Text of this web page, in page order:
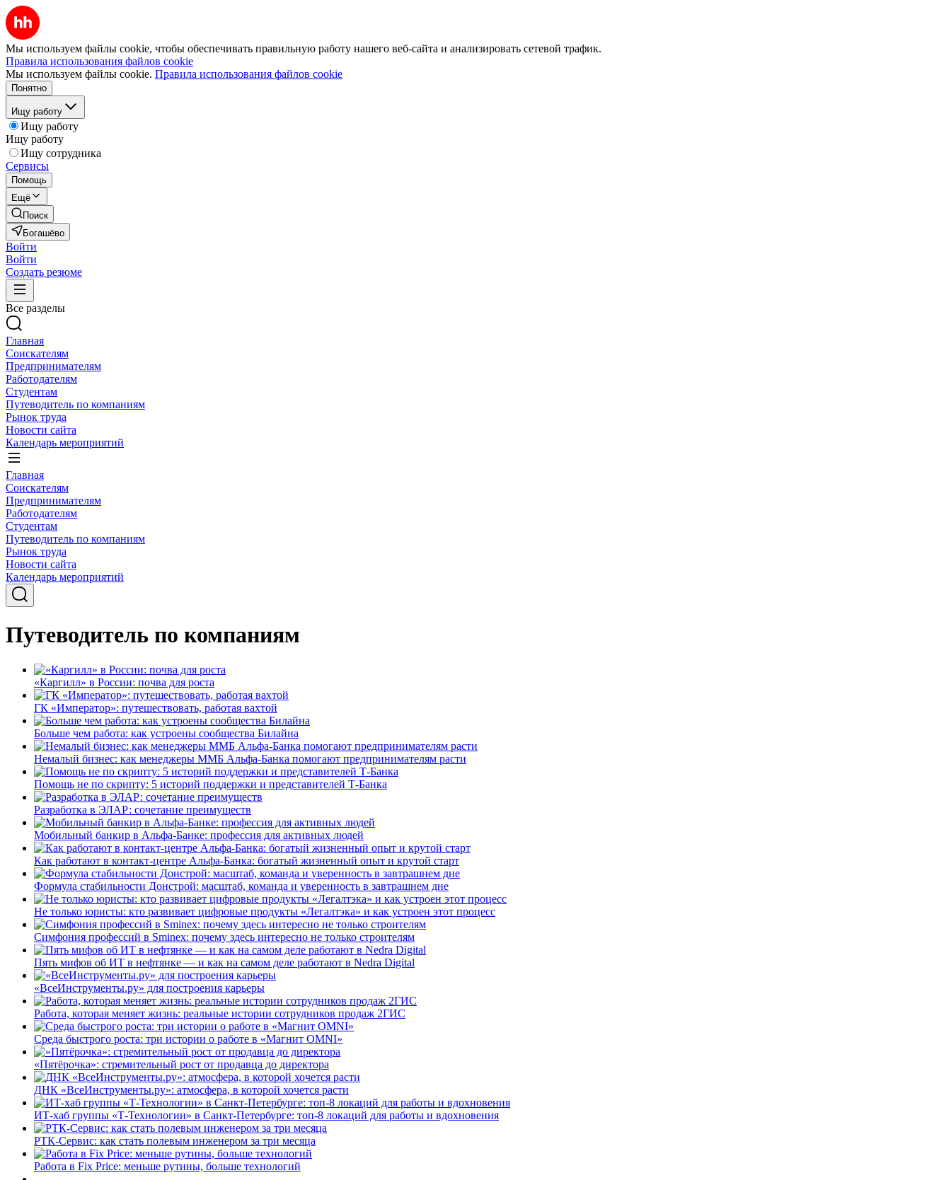
Мы используем файлы cookie, чтобы обеспечивать правильную работу нашего веб-сайта и анализировать сетевой трафик.
Правила использования файлов cookie
Мы используем файлы cookie. Правила использования файлов cookie
Понятно
Ищу работу
Ищу работу
Ищу работу
Ищу сотрудника
Сервисы
Помощь
Ещё
Поиск
Богашёво
Войти
Войти
Создать резюме
Все разделы
Главная
Соискателям
Предпринимателям
Работодателям
Студентам
Путеводитель по компаниям
Рынок труда
Новости сайта
Календарь мероприятий
Главная
Соискателям
Предпринимателям
Работодателям
Студентам
Путеводитель по компаниям
Рынок труда
Новости сайта
Календарь мероприятий
Путеводитель по компаниям
«Каргилл» в России: почва для роста
ГК «Император»: путешествовать, работая вахтой
Больше чем работа: как устроены сообщества Билайна
Немалый бизнес: как менеджеры ММБ Альфа-Банка помогают предпринимателям расти
Помощь не по скрипту: 5 историй поддержки и представителей Т-Банка
Разработка в ЭЛАР: сочетание преимуществ
Мобильный банкир в Альфа-Банке: профессия для активных людей
Как работают в контакт-центре Альфа-Банка: богатый жизненный опыт и крутой старт
Формула стабильности Донстрой: масштаб, команда и уверенность в завтрашнем дне
Не только юристы: кто развивает цифровые продукты «Легалтэка» и как устроен этот процесс
Симфония профессий в Sminex: почему здесь интересно не только строителям
Пять мифов об ИТ в нефтянке — и как на самом деле работают в Nedra Digital
«ВсеИнструменты.ру» для построения карьеры
Работа, которая меняет жизнь: реальные истории сотрудников продаж 2ГИС
Среда быстрого роста: три истории о работе в «Магнит OMNI»
«Пятёрочка»: стремительный рост от продавца до директора
ДНК «ВсеИнструменты.ру»: атмосфера, в которой хочется расти
ИТ-хаб группы «Т-Технологии» в Санкт-Петербурге: топ-8 локаций для работы и вдохновения
РТК-Сервис: как стать полевым инженером за три месяца
Работа в Fix Price: меньше рутины, больше технологий